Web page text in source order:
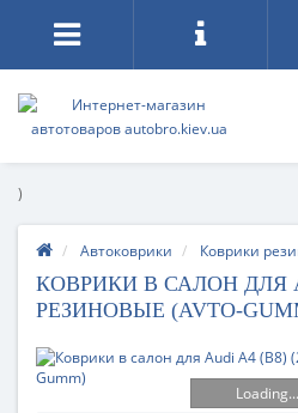
)
Автоковрики Коврики
КОВРИКИ В САЛОН ДЛЯ
РЕЗИНОВЫЕ (AVTO-
Loading...